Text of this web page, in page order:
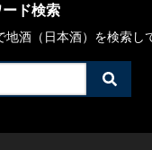
ド検索
酒（日本酒）を検索し
検
索